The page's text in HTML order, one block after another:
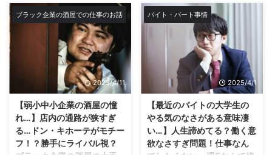
客さんがレジで注文した商品をお
客さんの車に積み込んだりしなけ
ればならない。この辺がセルフが
基本の他のス－パーとの差別化を
図る上では肝心なサービスだ。
ケース単位で買うお客さんが多 ...
ームや、恋愛系のゲームの中の世
界だとゲームの中でお金貯める為
にバイトしてたりしますよね？も
はやその感覚なのかなと思いま
す。 なんのゲームか忘れたけ
ど、こんな選択肢ポップアップウ
ィンド ...
があったら、命取りにな
る…」を思い出せ！
仕事中に自分に言い聞かせる『何
か１つでも穴があったら、命取り
になる．．．』 これです。 仕事
も繁忙期になると次から次に舞い
込んで来て訳が分からなくなった
りすることも社会人ならあります
よね。 僕は仕事が終わって店(会
社)を出る時にいつもこの言葉を
思い出すのです。 「何か1つ…」
「何か１つでも穴があったら、命
人気商品達も販売終了に…日
本のウイスキーの父の竹鶴
政孝をフォーカスした連続
テレビ小説「マッサン」で
始まったウイスキーブー
どうもnobuです☆今回は昨今の
ウイスキーブームについて酒屋の
店長である僕が思うことや現実に
ついてです… 昨今のウイスキーブ
ームで人気商品達はどんどん販売
終了へ… 響 BLENDER'S CHOICE
ブラック企業の酒屋での仕事のお話
2023/4/11
【弱小中小企業の酒屋の憧
れ…】店内の通路が狭すぎ
る…ドン・キホーテがモチー
フ！？勝手にライバル視？
バイト・パート事情
2025/4/1
【最近のバイトの大学生の
やる気のなさがある意味凄
い…】人生諦めてる？働く意
欲なさすぎ問題！仕事なん